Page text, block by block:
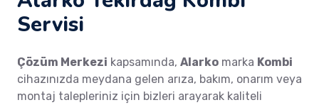
Servisi
Çözüm Merkezi kapsamında, Alarko marka Kombi
cihazınızda meydana gelen arıza, bakım, onarım veya
montaj talepleriniz için bizleri arayarak kaliteli